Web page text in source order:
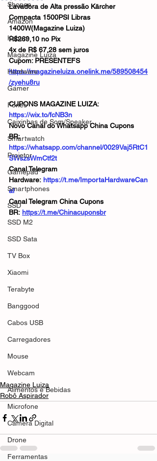
Shopee
Amazon
Kabum
Magazine Luiza
Hardware
Gamer
Fones
Caixinhas de Som/Speaker
Smartwatch
Projetor
Gamepad
Smartphones
SSD
SSD M2
SSD Sata
TV Box
Xiaomi
Terabyte
Banggood
Cabos USB
Carregadores
Mouse
Webcam
Alimentos e Bebidas
Microfone
Câmera Digital
Drone
Ferramentas
Lavadora de Alta pressão Kärcher
Compacta 1500PSI Libras
1400W(Magazine Luiza)
R$269,10 no Pix
4x de R$ 67,28 sem juros
Cupom: PRESENTEFS
https://magazineluiza.onelink.me/589508454
/zyehu8ru
CUPONS MAGAZINE LUIZA:
https://wix.to/fcNB3n
Novo Canal do Whatsapp China Cupons
BR:
https://whatsapp.com/channel/0029Vaj5RtC1
SWszsWmCtf2t
Canal Telegram
Hardware: https://t.me/ImportaHardwareCan
al
Canal Telegram China Cupons
BR: https://t.me/Chinacuponsbr
Magazine Luiza
Robô Aspirador